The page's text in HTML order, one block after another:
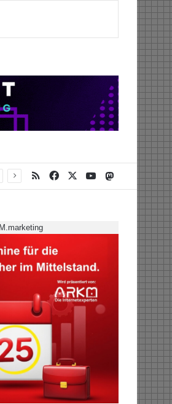
RSS Facebook YouTubeMastodon